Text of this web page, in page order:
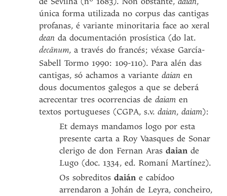
única forma utilizada no corpus das cantigas
profanas, é variante minoritaria face ao xeral
deanda documentación prosística (do lat.
decānum, a través do francés; véxase García-
Sabell Tormo 1990: 109-110). Para alén das
cantigas, só achamos a variantedaianen
dous documentos galegos a que se deberá
acrecentar tres ocorrencias dedaiamen
textos portugueses (CGPA, s.v.daian,daiam):
Et demays mandamos logo por esta
presente carta a Roy Vaasques de Sonar
clerigo de don Fernan Arasdaiande
Lugo (doc. 1334, ed. Romaní Martínez).
Os sobreditosdaiáne cabídoo
arrendaron a Johán de Leyra, concheiro,